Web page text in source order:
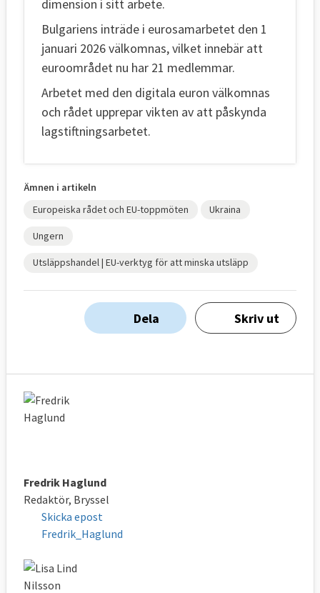
dimension i sitt arbete.
Bulgariens inträde i eurosamarbetet den 1
januari 2026 välkomnas, vilket innebär att
euroområdet nu har 21 medlemmar.
Arbetet med den digitala euron välkomnas
och rådet upprepar vikten av att påskynda
lagstiftningsarbetet.
Ämnen i artikeln
Europeiska rådet och EU-toppmöten
Ukraina
Ungern
Utsläppshandel | EU-verktyg för att minska utsläpp
Dela Skriv ut
Fredrik Haglund
Redaktör, Bryssel
Skicka epost
Fredrik_Haglund